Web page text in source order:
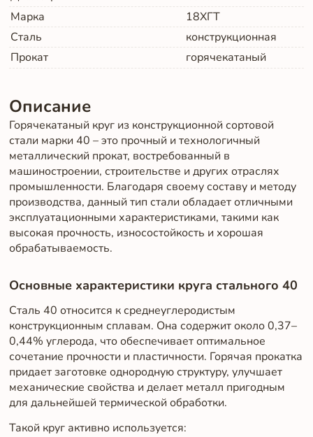
Марка
18ХГТ
Сталь
конструкционная
Прокат
горячекатаный
Описание
Горячекатаный круг из конструкционной сортовой
стали марки 40 – это прочный и технологичный
металлический прокат, востребованный в
машиностроении, строительстве и других отраслях
промышленности. Благодаря своему составу и методу
производства, данный тип стали обладает отличными
эксплуатационными характеристиками, такими как
высокая прочность, износостойкость и хорошая
обрабатываемость.
Основные характеристики круга стального 40
Сталь 40 относится к среднеуглеродистым
конструкционным сплавам. Она содержит около 0,37–
0,44% углерода, что обеспечивает оптимальное
сочетание прочности и пластичности. Горячая прокатка
придает заготовке однородную структуру, улучшает
механические свойства и делает металл пригодным
для дальнейшей термической обработки.
Такой круг активно используется: